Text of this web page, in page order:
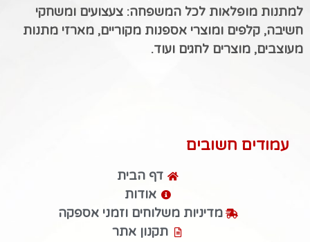
למתנות מופלאות לכל המשפחה: צעצועים ומשחקי
חשיבה, קלפים ומוצרי אספנות מקוריים, מארזי מתנות
מעוצבים, מוצרים לחגים ועוד.
עמודים חשובים
דף הבית
אודות
מדיניות משלוחים וזמני אספקה
תקנון אתר